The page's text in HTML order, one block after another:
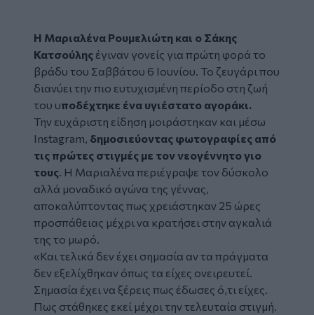
Η Μαριαλένα Ρουμελιώτη και ο Σάκης
Κατσούλης έγιναν γονείς για πρώτη φορά το
βράδυ του Σαββάτου 6 Ιουνίου. Το ζευγάρι που
διανύει την πιο ευτυχισμένη περίοδο στη ζωή
του υποδέχτηκε ένα υγιέστατο αγοράκι.
Την ευχάριστη είδηση μοιράστηκαν και μέσω
Instagram, δημοσιεύοντας φωτογραφίες από
τις πρώτες στιγμές με τον νεογέννητο γιο
τους. Η Μαριαλένα περιέγραψε τον δύσκολο
αλλά μοναδικό αγώνα της γέννας,
αποκαλύπτοντας πως χρειάστηκαν 25 ώρες
προσπάθειας μέχρι να κρατήσει στην αγκαλιά
της το μωρό.
«Και τελικά δεν έχει σημασία αν τα πράγματα
δεν εξελίχθηκαν όπως τα είχες ονειρευτεί.
Σημασία έχει να ξέρεις πως έδωσες ό,τι είχες.
Πως στάθηκες εκεί μέχρι την τελευταία στιγμή.